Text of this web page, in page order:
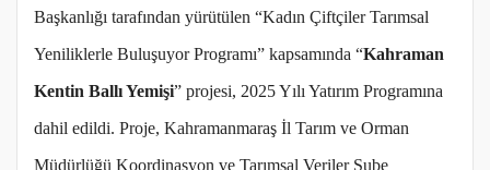
Başkanlığı tarafından yürütülen “Kadın Çiftçiler Tarımsal
Yeniliklerle Buluşuyor Programı” kapsamında “Kahraman
Kentin Ballı Yemişi” projesi, 2025 Yılı Yatırım Programına
dahil edildi. Proje, Kahramanmaraş İl Tarım ve Orman
Müdürlüğü Koordinasyon ve Tarımsal Veriler Şube